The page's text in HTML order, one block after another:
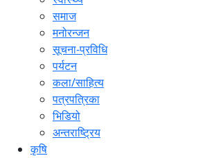
समाज
मनोरन्जन
सूचना-प्रविधि
पर्यटन
कला/साहित्य
पत्रपत्रिका
भिडियो
अन्तराष्ट्रिय
कृषि